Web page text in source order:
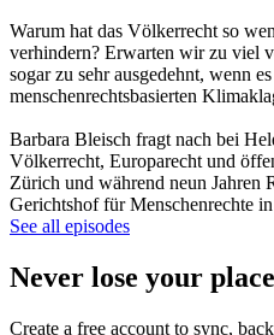
Warum hat das Völkerrecht so
verhindern? Erwarten wir zu viel
sogar zu sehr ausgedehnt, wenn
menschenrechtsbasierten
Barbara Bleisch fragt nach bei
Völkerrecht, Europarecht und
Zürich und während neun Jahren
Gerichtshof für Menschenrechte
See all episodes
Never lose your
Create a free account to sync,